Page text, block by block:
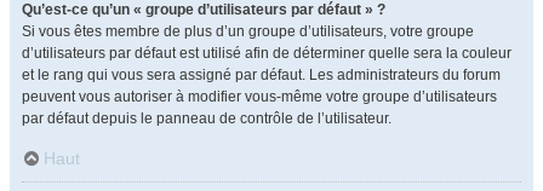
Qu’est-ce qu’un « groupe d’utilisateurs par défaut » ?
Si vous êtes membre de plus d’un groupe d’utilisateurs, votre groupe
d’utilisateurs par défaut est utilisé afin de déterminer quelle sera la couleur
et le rang qui vous sera assigné par défaut. Les administrateurs du forum
peuvent vous autoriser à modifier vous-même votre groupe d’utilisateurs
par défaut depuis le panneau de contrôle de l’utilisateur.
Haut